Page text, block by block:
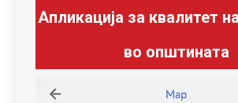
Апликација за квалитет
во општината